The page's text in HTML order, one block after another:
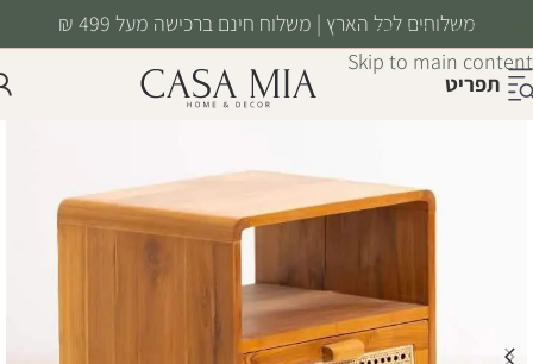
Skip to navigation
Skip to main content
משלוחים לכל הארץ | משלוח חינם ברכישה מעל 499 ₪
תפריט